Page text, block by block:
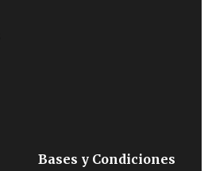
Bases y Condiciones